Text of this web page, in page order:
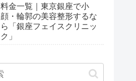
料金一覧｜東京銀座で小
顔・輪郭の美容整形するな
ら「銀座フェイスクリニッ
ク」